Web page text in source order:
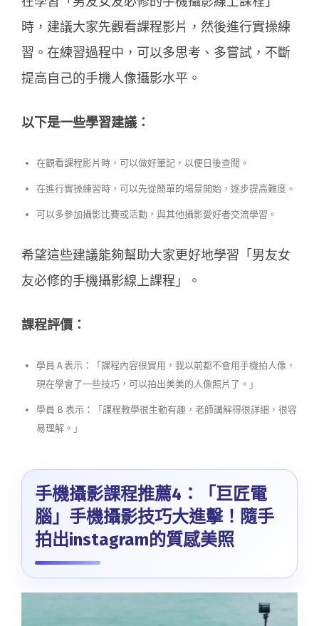
時，建議大家先觀看課程影片，然後進行實操練
習。在練習過程中，可以多思考、多嘗試，不斷
提高自己的手機人像攝影水平。
以下是一些學習建議：
在觀看課程影片時，可以做好筆記，以便日後查閱。
在進行實操練習時，可以先從簡單的場景開始，逐步提高難度。
可以多參加攝影比賽或活動，與其他攝影愛好者交流學習。
希望這些建議能夠幫助大家更好地學習「男友女
友必修的手機攝影線上課程」。
課程評價：
學員 A 表示：「課程內容很實用，我以前都不會用手機拍人像，
現在學會了一些技巧，可以拍出美美的人像照片了。」
學員 B 表示：「課程教學很生動有趣，老師講解得很詳細，很容
易理解。」
手機攝影課程推薦4：「巨匠電
腦」手機攝影技巧大進擊！隨手
拍出instagram的質感美照